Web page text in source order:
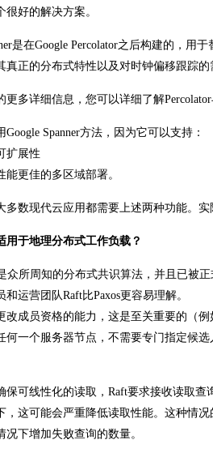
很好的解决方案。
是在Google Percolator之后构建的，
真正的分布式特性以及对时钟偏移跟踪的
更多详细信息，您可以详细了解Percolator
Spanner方法，因为它可以支持：
扩展性
能更佳的多区域部署。
多数现代云应用都需要上述两种功能。
用于地理分布式工作负载？
众所周知的分布式共识算法，并且已被
运营团队Raft比Paxos更容易理解。
改成员资格的能力，这是至关重要的（
何一个服务器节点，不需要专门指定候
保可线性化的读取，Raft要求接收读取查
，这可能会严重降低读取性能。这种情
况下增加失败查询的数量。